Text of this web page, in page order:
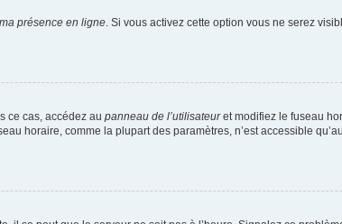
présence en ligne . Si vous activez cette option vous ne serez
ce cas, accédez au panneau de l’utilisateuret modifiez le fuseau
horaire, comme la plupart des paramètres, n’est accessible